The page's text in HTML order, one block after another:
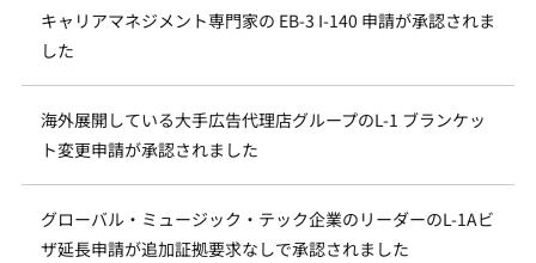
キャリアマネジメント専門家の EB-3 I-140 申請が承認されま
した
海外展開している大手広告代理店グループのL-1 ブランケッ
ト変更申請が承認されました
グローバル・ミュージック・テック企業のリーダーのL-1Aビ
ザ延長申請が追加証拠要求なしで承認されました